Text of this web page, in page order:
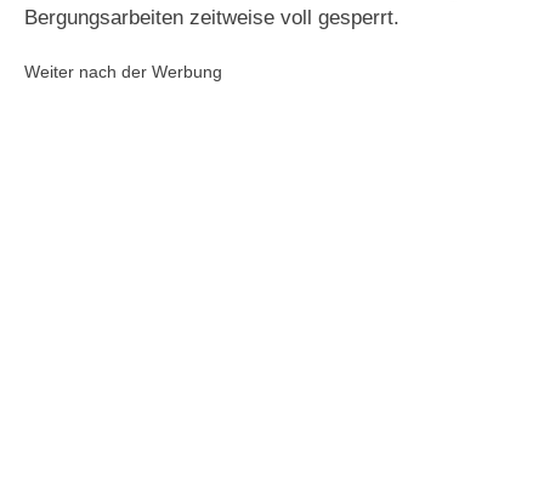
Bergungsarbeiten zeitweise voll gesperrt.
Weiter nach der Werbung